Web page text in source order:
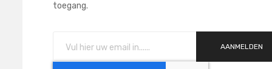
toegang.
AANMELDEN